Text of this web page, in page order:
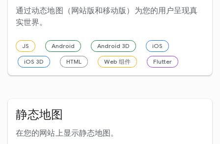
通过动态地图（网站版和移动版）为您的用户呈现真
实世界。
JS Android Android 3D iOS
iOS 3D HTML Web 组件 Flutter
静态地图
在您的网站上显示静态地图。